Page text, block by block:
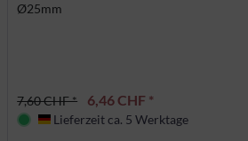
Ø25mm
7,60 CHF * 6,46 CHF *
Deutschland
Lieferzeit ca. 5 Werktage